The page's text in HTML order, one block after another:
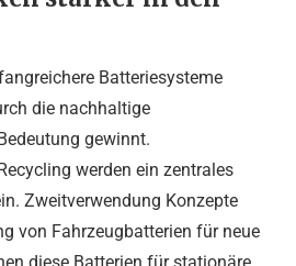
Batteriesysteme
die nachhaltige
gewinnt.
werden ein zentrales
Zweitverwendung Konzepte
von Fahrzeugbatterien für neue